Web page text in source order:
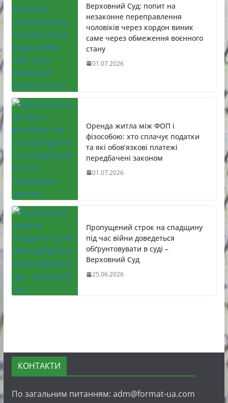
Верховний Суд: попит на
незаконне переправлення
чоловіків через кордон виник
саме через обмеження воєнного
стану
01.07.2026
Оренда житла між ФОП і
фізособою: хто сплачує податки
та які обов’язкові платежі
передбачені законом
01.07.2026
Пропущений строк на спадщину
під час війни доведеться
обґрунтовувати в суді –
Верховний Суд
25.06.2026
КОНТАКТИ
По загальним питанням: adm@format-ua.com